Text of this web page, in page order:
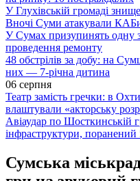
У Глухівській громаді
Вночі Суми атакували
У Сумах призупинять одну
проведення ремонту
48 обстрілів за добу: на
них — 7-річна дитина
06 серпня
Театр замість гречки: в
влаштували «акторську
Авіаудар по Шосткинській
інфраструктури, поранений
Сумська